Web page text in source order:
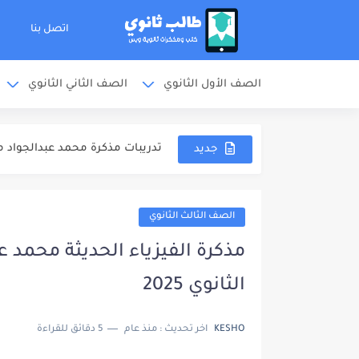
اتصل بنا
الصف الأول الثانوي الصف الثاني الثانوي
جديد
ملخص المنهج مذكرة محمد
تدريبات مذكرة محمد عبدالجواد
مذكرة خالد صقر مراجعة نهائية
مذكرة الامتحانات خالد صقر
مهارات دخول الامتحان كتاب
الصف الثالث الثانوي
مذكرة الفيزياء الحديثة
الثانوي 2025
KESHO اخر تحديث : منذ عام 5 دقائق للقراءة